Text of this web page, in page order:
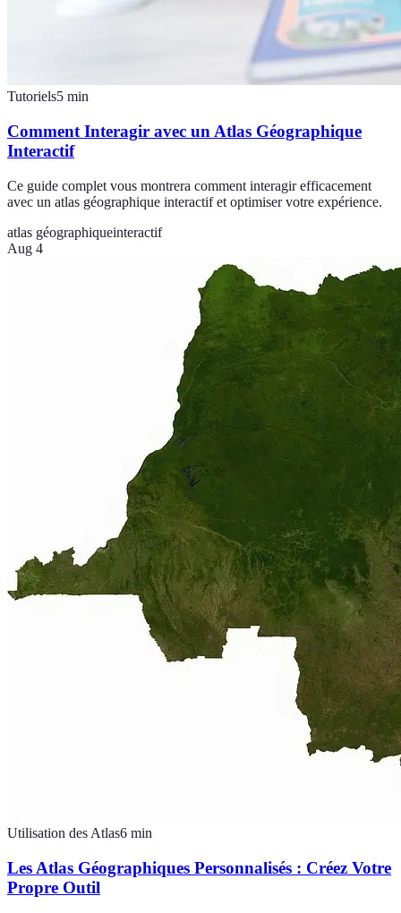
Tutoriels5 min
Comment Interagir avec un Atlas Géographique
Interactif
Ce guide complet vous montrera comment interagir efficacement
avec un atlas géographique interactif et optimiser votre expérience.
atlas géographiqueinteractif
Aug 4
Utilisation des Atlas6 min
Les Atlas Géographiques Personnalisés : Créez Votre
Propre Outil